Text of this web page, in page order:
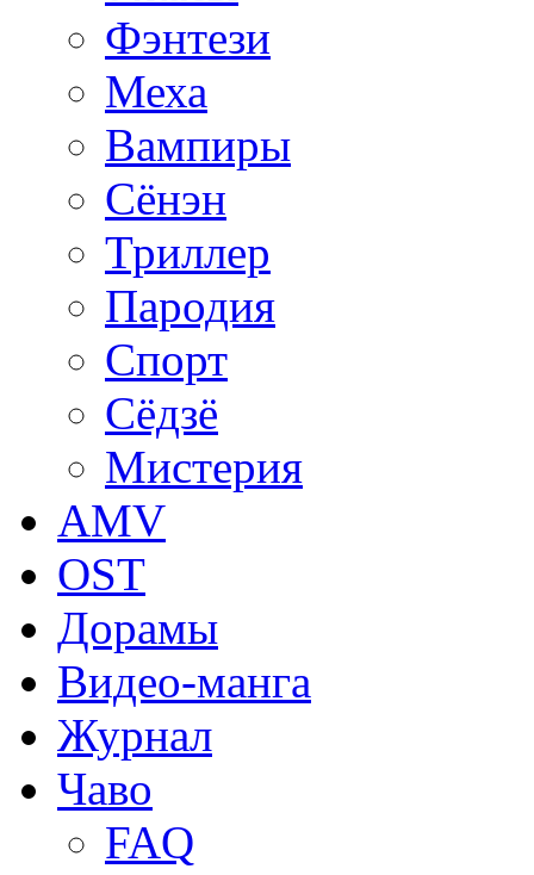
Фэнтези
Меха
Вампиры
Сёнэн
Триллер
Пародия
Спорт
Сёдзё
Мистерия
AMV
OST
Дорамы
Видео-манга
Журнал
Чаво
FAQ